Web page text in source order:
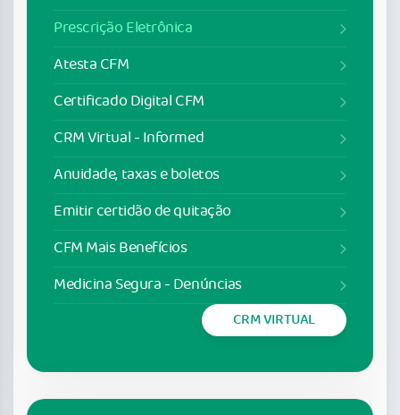
Prescrição Eletrônica
Atesta CFM
Certificado Digital CFM
CRM Virtual - Informed
Anuidade, taxas e boletos
Emitir certidão de quitação
CFM Mais Benefícios
Medicina Segura - Denúncias
CRM VIRTUAL